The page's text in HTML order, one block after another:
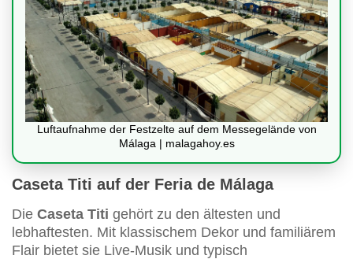
Luftaufnahme der Festzelte auf dem Messegelände von
Málaga | malagahoy.es
Caseta Titi auf der Feria de Málaga
Die Caseta Titi gehört zu den ältesten und
lebhaftesten. Mit klassischem Dekor und familiärem
Flair bietet sie Live-Musik und typisch